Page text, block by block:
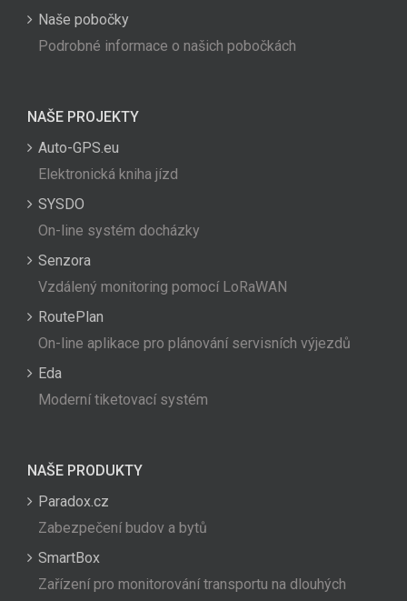
Naše pobočky
Podrobné informace o našich pobočkách
NAŠE PROJEKTY
Auto-GPS.eu
Elektronická kniha jízd
SYSDO
On-line systém docházky
Senzora
Vzdálený monitoring pomocí LoRaWAN
RoutePlan
On-line aplikace pro plánování servisních výjezdů
Eda
Moderní tiketovací systém
NAŠE PRODUKTY
Paradox.cz
Zabezpečení budov a bytů
SmartBox
Zařízení pro monitorování transportu na dlouhých